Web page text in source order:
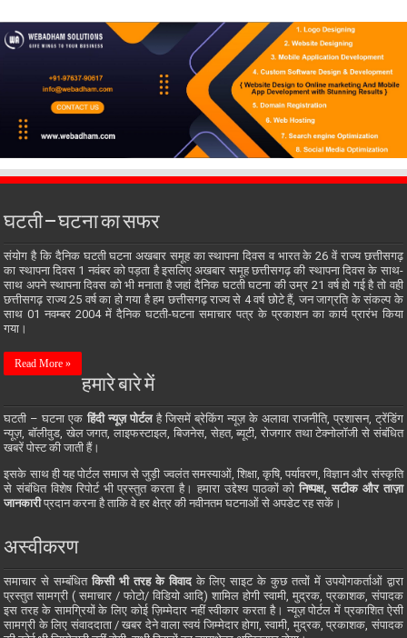
घटती – घटना का सफर
संयोग है कि दैनिक घटती घटना अखबार समूह का स्थापना दिवस व भारत के 26 वें राज्य छत्तीसगढ़
का स्थापना दिवस 1 नवंबर को पड़ता है इसलिए अखबार समूह छत्तीसगढ़ की स्थापना दिवस के साथ-
साथ अपने स्थापना दिवस को भी मनाता है जहां दैनिक घटती घटना की उम्र 21 वर्ष हो गई है तो वही
छत्तीसगढ़ राज्य 25 वर्ष का हो गया है हम छत्तीसगढ़ राज्य से 4 वर्ष छोटे हैं, जन जाग्रति के संकल्प के
साथ 01 नवम्बर 2004 में दैनिक घटती-घटना समाचार पत्र के प्रकाशन का कार्य प्रारंभ किया
गया।
Read More »
हमारे बारे में
घटती – घटना एक हिंदी न्यूज़ पोर्टलहै जिसमें ब्रेकिंग न्यूज़ के अलावा राजनीति, प्रशासन, ट्रेंडिंग
न्यूज़, बॉलीवुड, खेल जगत, लाइफस्टाइल, बिजनेस, सेहत, ब्यूटी, रोजगार तथा टेक्नोलॉजी से संबंधित
खबरें पोस्ट की जाती हैं।
इसके साथ ही यह पोर्टल समाज से जुड़ी ज्वलंत समस्याओं, शिक्षा, कृषि, पर्यावरण, विज्ञान और संस्कृति
से संबंधित विशेष रिपोर्ट भी प्रस्तुत करता है। हमारा उद्देश्य पाठकों कोनिष्पक्ष, सटीक और ताज़ा
जानकारीप्रदान करना है ताकि वे हर क्षेत्र की नवीनतम घटनाओं से अपडेट रह सकें।
अस्वीकरण
समाचार से सम्बंधितकिसी भी तरह के विवादके लिए साइट के कुछ तत्वों में उपयोगकर्ताओं द्वारा
प्रस्तुत सामग्री ( समाचार / फोटो/ विडियो आदि) शामिल होगी स्वामी, मुद्रक, प्रकाशक, संपादक
इस तरह के सामग्रियों के लिए कोई ज़िम्मेदार नहीं स्वीकार करता है। न्यूज़ पोर्टल में प्रकाशित ऐसी
सामग्री के लिए संवाददाता / खबर देने वाला स्वयं जिम्मेदार होगा, स्वामी, मुद्रक, प्रकाशक, संपादक